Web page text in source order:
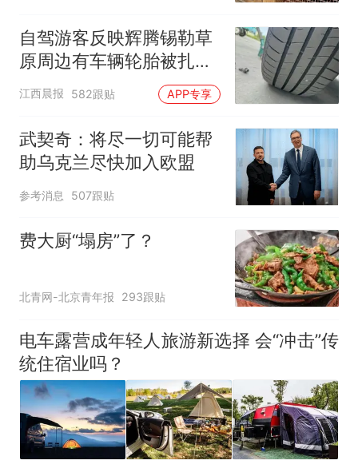
自驾游客反映辉腾锡勒草
原周边有车辆轮胎被扎，
修理店铺换胎价格高达千
元，官方发布情况通报
江西晨报 582跟贴 APP专享
武契奇：将尽一切可能帮
助乌克兰尽快加入欧盟
参考消息 507跟贴
费大厨“塌房”了？
北青网-北京青年报 293跟贴
电车露营成年轻人旅游新选择 会“冲击”传
统住宿业吗？